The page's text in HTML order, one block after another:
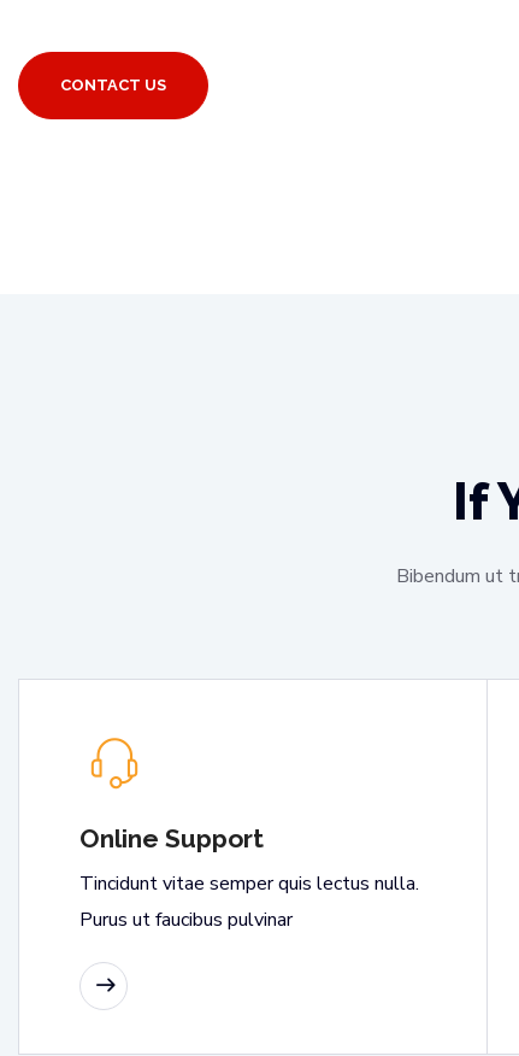
CONTACT US
If
Bibendum ut
Online Support
Tincidunt vitae semper quis lectus nulla.
Purus ut faucibus pulvinar